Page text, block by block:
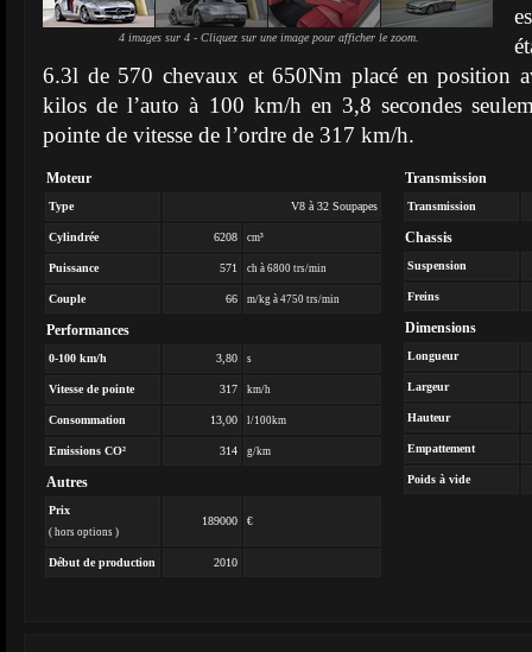
4 images sur 4 - Cliquez sur une image pour afficher le zoom.
6.3l de 570 chevaux et 650Nm placé en position
kilos de l’auto à 100 km/h en 3,8 secondes
pointe de vitesse de l’ordre de 317 km/h.
Moteur
Type V8 à 32 Soupapes
Cylindrée 6208 cm³
Puissance 571 ch à 6800 trs/min
Couple 66 m/kg à 4750 trs/min
Performances
0-100 km/h 3,80 s
Vitesse de pointe 317 km/h
Consommation 13,00 l/100km
Emissions CO² 314 g/km
Autres
Prix
( hors options )
189000 €
Début de production 2010
Transmission
Transmission
Chassis
Suspension
Freins
Dimensions
Longueur
Largeur
Hauteur
Empattement
Poids à vide